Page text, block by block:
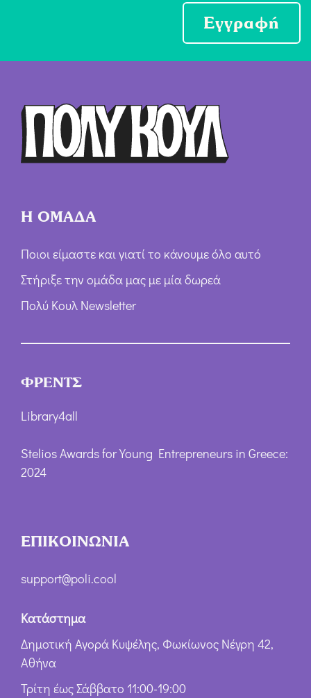
ή
Εγγραφή
Η ΟΜΑΔΑ
Ποιοι είμαστε και γιατί το κάνουμε όλο αυτό
Στήριξε την ομάδα μας με μία δωρεά
Πολύ Κουλ Newsletter
ΦΡΕΝΤΣ
Library4all
Stelios Awards for Young Entrepreneurs in Greece:
2024
ΕΠΙΚΟΙΝΩΝΙΑ
support@poli.cool
Κατάστημα
Δημοτική Αγορά Κυψέλης, Φωκίωνος Νέγρη 42,
Αθήνα
Τρίτη έως Σάββατο 11:00-19:00